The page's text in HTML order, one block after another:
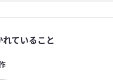
ていること